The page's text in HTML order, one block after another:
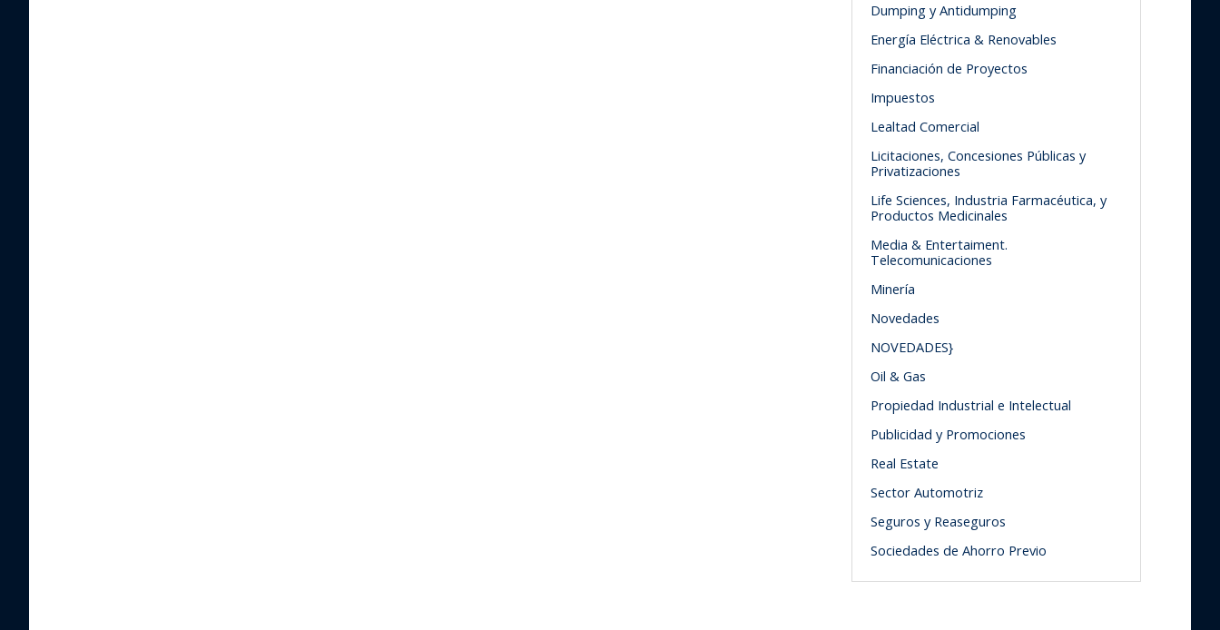
Dumping y Antidumping
Energía Eléctrica & Renovables
Financiación de Proyectos
Impuestos
Lealtad Comercial
Licitaciones, Concesiones Públicas y
Privatizaciones
Life Sciences, Industria Farmacéutica, y
Productos Medicinales
Media & Entertaiment.
Telecomunicaciones
Minería
Novedades
NOVEDADES}
Oil & Gas
Propiedad Industrial e Intelectual
Publicidad y Promociones
Real Estate
Sector Automotriz
Seguros y Reaseguros
Sociedades de Ahorro Previo